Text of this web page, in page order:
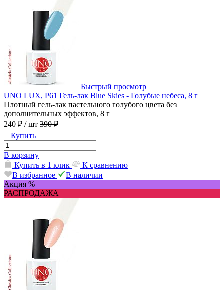
Быстрый просмотр
UNO LUX, P61 Гель-лак Blue Skies - Голубые небеса, 8 г
Плотный гель-лак пастельного голубого цвета без
дополнительных эффектов, 8 г
240 ₽ / шт 390 ₽
Купить
В корзину
Купить в 1 клик
К сравнению
В избранное
В наличии
Акция %
РАСПРОДАЖА